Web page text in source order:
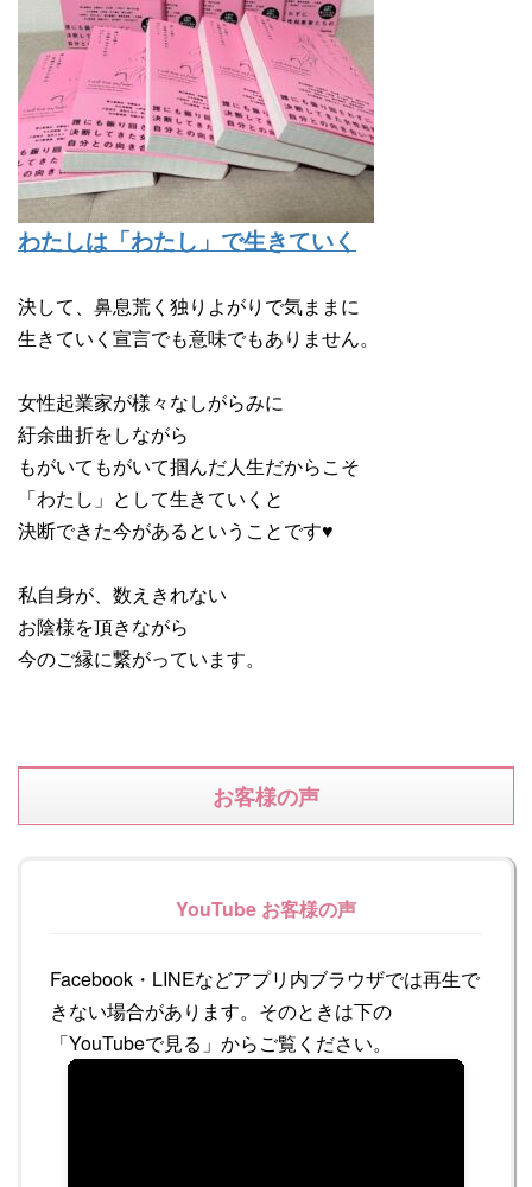
わたしは「わたし」で生きていく
決して、鼻息荒く独りよがりで気ままに
生きていく宣言でも意味でもありません。
女性起業家が様々なしがらみに
紆余曲折をしながら
もがいてもがいて掴んだ人生だからこそ
「わたし」として生きていくと
決断できた今があるということです♥
私自身が、数えきれない
お陰様を頂きながら
今のご縁に繋がっています。
お客様の声
YouTube お客様の声
Facebook・LINEなどアプリ内ブラウザでは再生で
きない場合があります。そのときは下の
「YouTubeで見る」からご覧ください。